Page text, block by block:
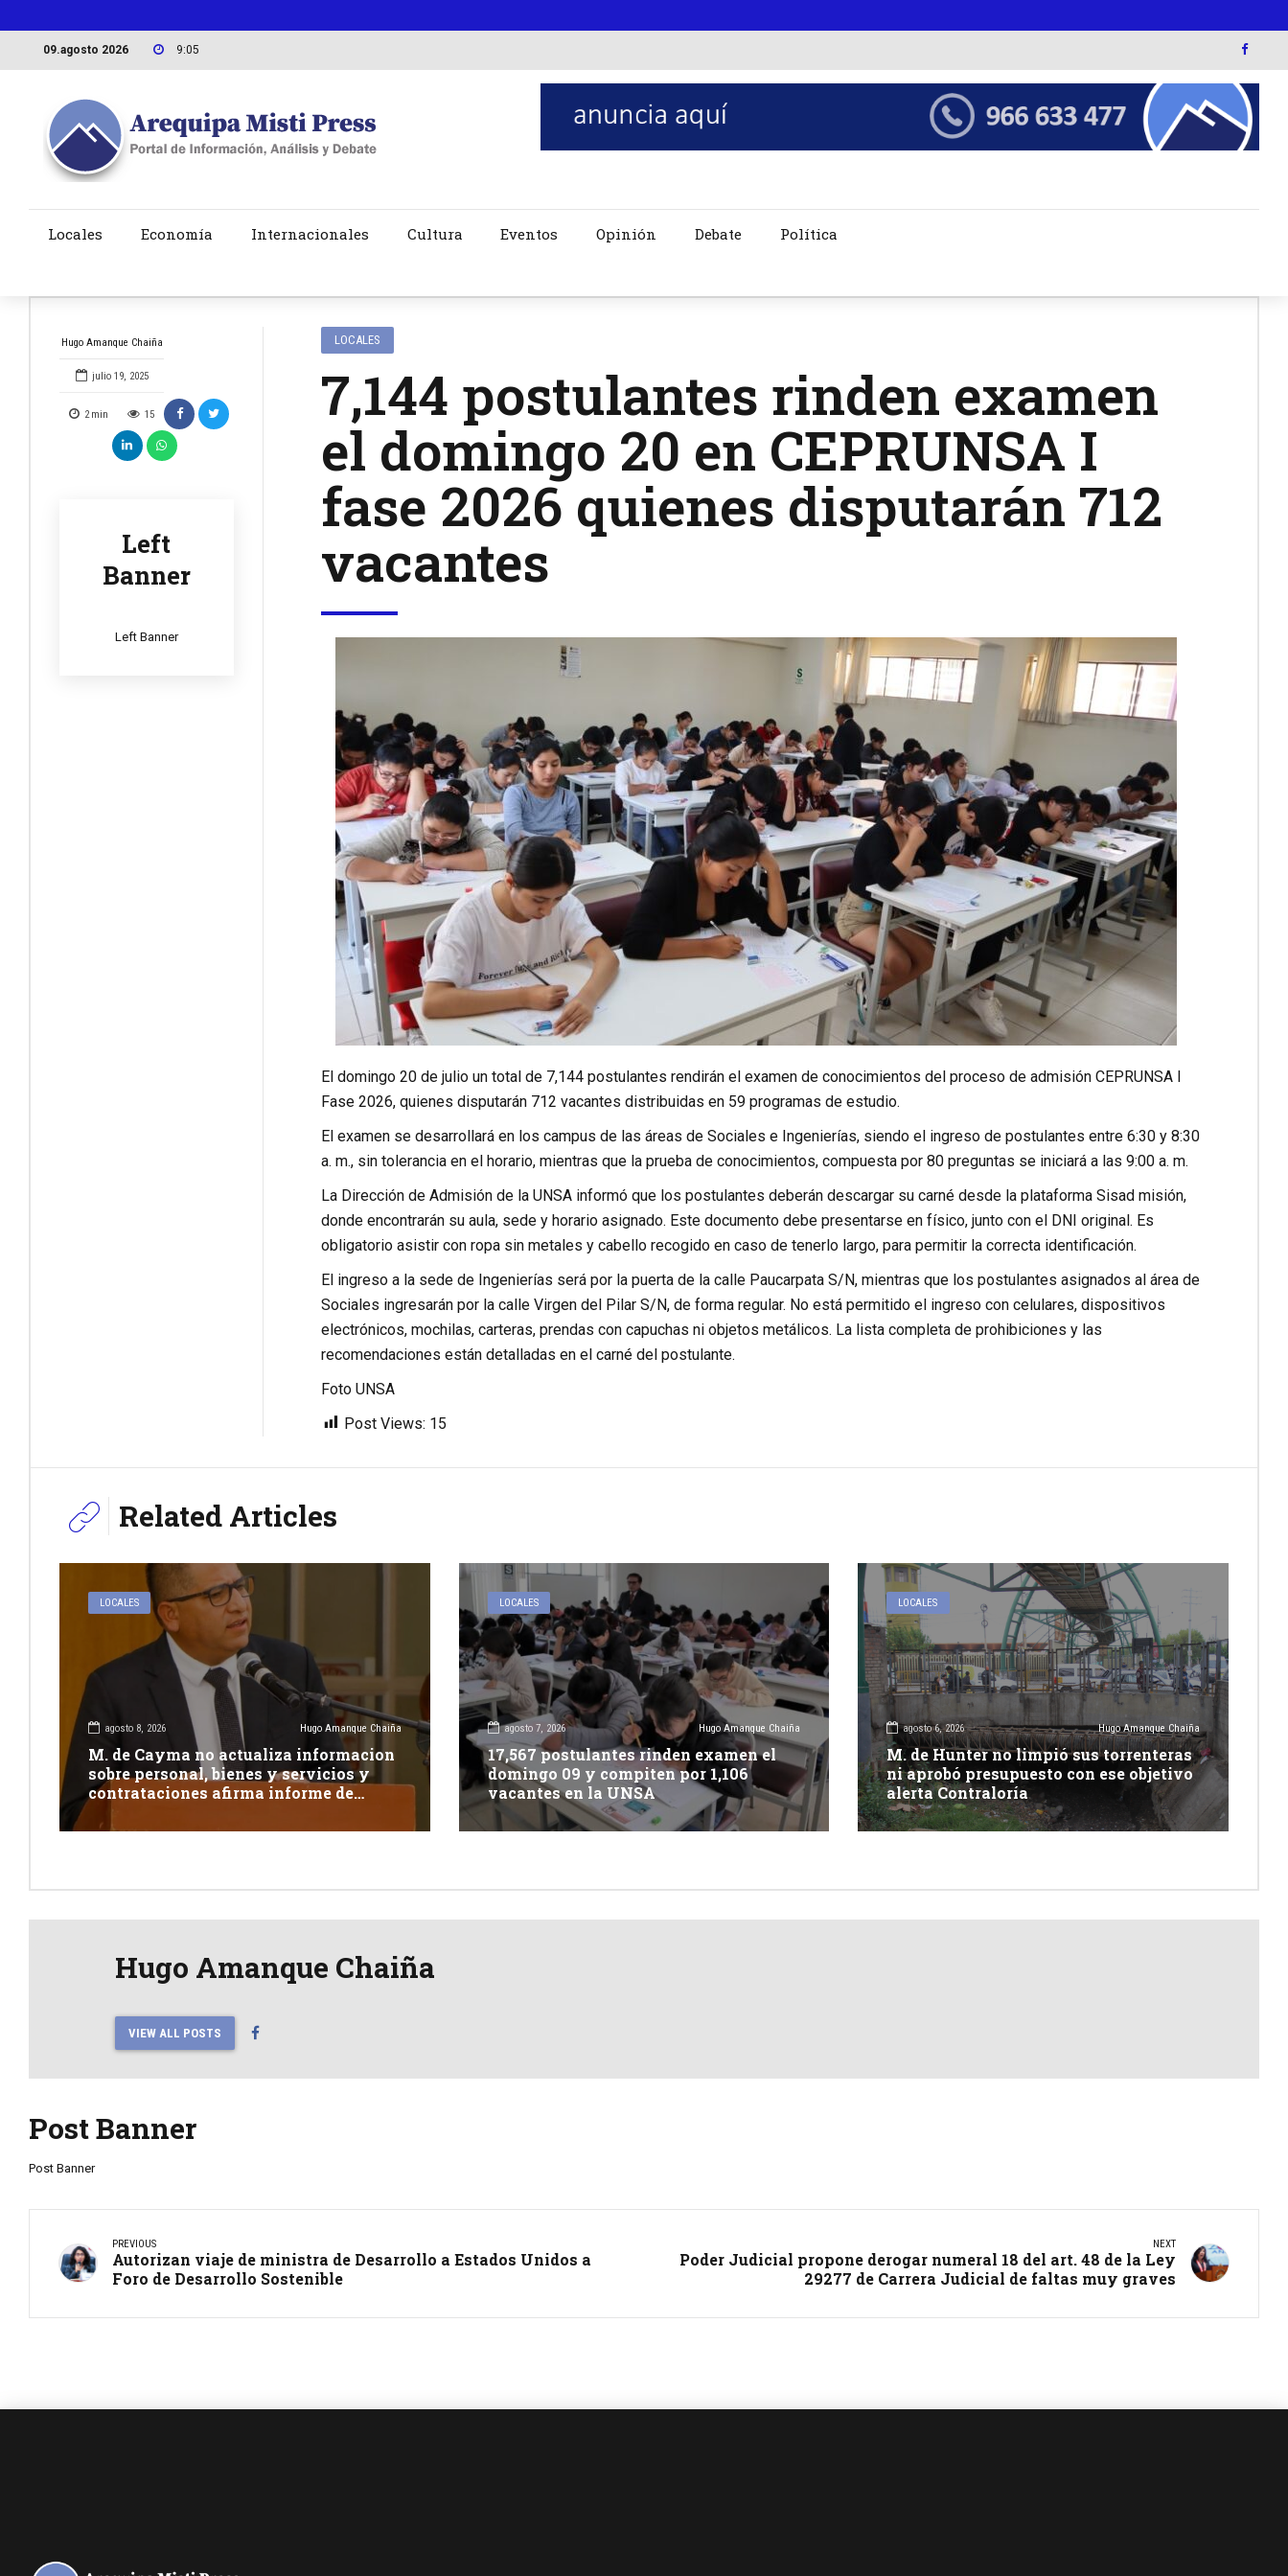
09.agosto 2026 9:05
Locales Economía Internacionales Cultura Eventos Opinión Debate Política
Hugo Amanque Chaiña
julio 19, 2025
2 min 15
Left
Banner
Left Banner
LOCALES
7,144 postulantes rinden examen
el domingo 20 en CEPRUNSA I
fase 2026 quienes disputarán 712
vacantes
El domingo 20 de julio un total de 7,144 postulantes rendirán el examen de conocimientos del proceso de admisión CEPRUNSA I
Fase 2026, quienes disputarán 712 vacantes distribuidas en 59 programas de estudio.
El examen se desarrollará en los campus de las áreas de Sociales e Ingenierías, siendo el ingreso de postulantes entre 6:30 y 8:30
a. m., sin tolerancia en el horario, mientras que la prueba de conocimientos, compuesta por 80 preguntas se iniciará a las 9:00 a. m.
La Dirección de Admisión de la UNSA informó que los postulantes deberán descargar su carné desde la plataforma Sisad misión,
donde encontrarán su aula, sede y horario asignado. Este documento debe presentarse en físico, junto con el DNI original. Es
obligatorio asistir con ropa sin metales y cabello recogido en caso de tenerlo largo, para permitir la correcta identificación.
El ingreso a la sede de Ingenierías será por la puerta de la calle Paucarpata S/N, mientras que los postulantes asignados al área de
Sociales ingresarán por la calle Virgen del Pilar S/N, de forma regular. No está permitido el ingreso con celulares, dispositivos
electrónicos, mochilas, carteras, prendas con capuchas ni objetos metálicos. La lista completa de prohibiciones y las
recomendaciones están detalladas en el carné del postulante.
Foto UNSA
Post Views: 15
Related Articles
LOCALES
agosto 8, 2026 Hugo Amanque Chaiña
M. de Cayma no actualiza informacion
sobre personal, bienes y servicios y
contrataciones afirma informe de
LOCALES
agosto 7, 2026 Hugo Amanque Chaiña
17,567 postulantes rinden examen el
domingo 09 y compiten por 1,106
vacantes en la UNSA
LOCALES
agosto 6, 2026 Hugo Amanque Chaiña
M. de Hunter no limpió sus torrenteras
ni aprobó presupuesto con ese objetivo
alerta Contraloría
Hugo Amanque Chaiña
VIEW ALL POSTS
Post Banner
Post Banner
PREVIOUS
Autorizan viaje de ministra de Desarrollo a Estados Unidos a
Foro de Desarrollo Sostenible
NEXT
Poder Judicial propone derogar numeral 18 del art. 48 de la Ley
29277 de Carrera Judicial de faltas muy graves